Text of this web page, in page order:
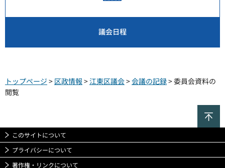
議会日程
トップページ > 区政情報 >江東区議会>会議の記録> 委員会資料の
閲覧
このサイトについて
プライバシーについて
著作権・リンクについて